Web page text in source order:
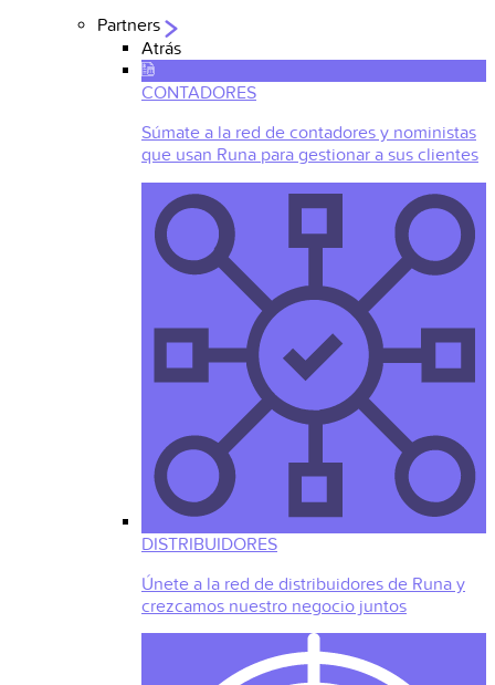
Partners
Atrás
CONTADORES
Súmate a la red de contadores y noministas
que usan Runa para gestionar a sus clientes
DISTRIBUIDORES
Únete a la red de distribuidores de Runa y
crezcamos nuestro negocio juntos